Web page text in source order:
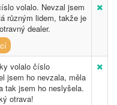
volalo. Nevzal jsem
různým lidem, takže je
dealer.
volalo číslo
jsem ho nevzala, měla
tak jsem ho neslyšela.
otrava!